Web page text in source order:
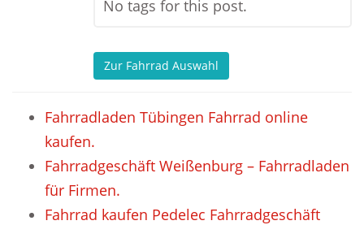
No tags for this post.
Zur Fahrrad Auswahl
Fahrradladen Tübingen Fahrrad online
kaufen.
Fahrradgeschäft Weißenburg – Fahrradladen
für Firmen.
Fahrrad kaufen Pedelec Fahrradgeschäft